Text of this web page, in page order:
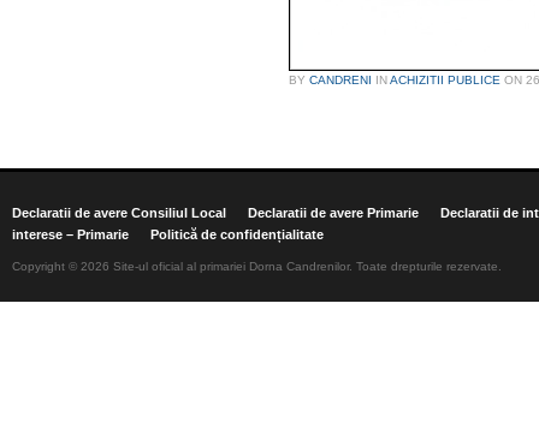
BY CANDRENI INACHIZITII PUBLICE ON
Declaratii de avere Consiliul Local Declaratii de avere Primarie
Declaratii de
interese – Primarie
Politică de confidențialitate
Copyright © 2026 Site-ul oficial al primariei Dorna Candrenilor. Toate drepturile rezervate.